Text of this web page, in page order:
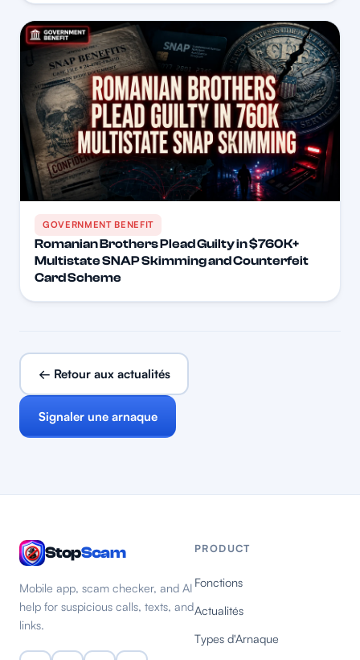
GOVERNMENT BENEFIT
Romanian Brothers Plead Guilty in $760K+
Multistate SNAP Skimming and Counterfeit
Card Scheme
← Retour aux actualités
Signaler une arnaque
StopScam
Mobile app, scam checker, and AI
help for suspicious calls, texts, and
links.
PRODUCT
Fonctions
Actualités
Types d'Arnaque